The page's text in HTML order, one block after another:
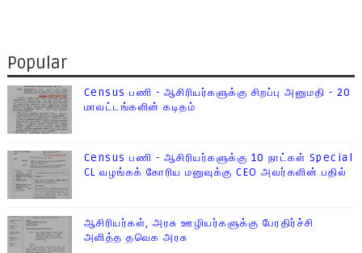
Popular
Census பணி - ஆசிரியர்களுக்கு சிறப்பு அனுமதி - 20
மாவட்டங்களின் கடிதம்
Census பணி - ஆசிரியர்களுக்கு 10 நாட்கள் Special
CL வழங்கக் கோரிய மனுவுக்கு CEO அவர்களின் பதில்
ஆசிரியர்கள், அரசு ஊழியர்களுக்கு பேரதிர்ச்சி
அளித்த தவெக அரசு